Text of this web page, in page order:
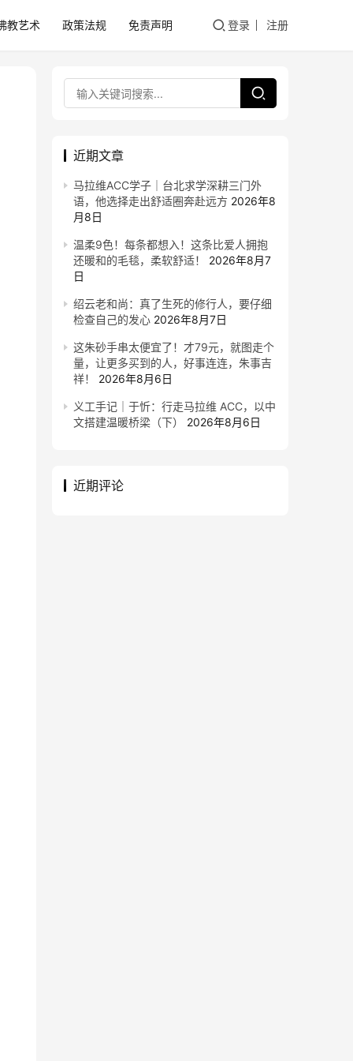
教艺术 政策法规 免责声明 登录 注册
近期文章
马拉维ACC学子｜台北求学深耕三门外
语，他选择走出舒适圈奔赴远方 2026年8
月8日
温柔9色！每条都想入！这条比爱人拥抱
还暖和的毛毯，柔软舒适！
2026年8月7
日
绍云老和尚：真了生死的修行人，要仔细
检查自己的发心 2026年8月7日
这朱砂手串太便宜了！才79元，就图走个
量，让更多买到的人，好事连连，朱事吉
祥！
2026年8月6日
义工手记｜于忻：行走马拉维 ACC，以中
文搭建温暖桥梁（下）
2026年8月6日
近期评论